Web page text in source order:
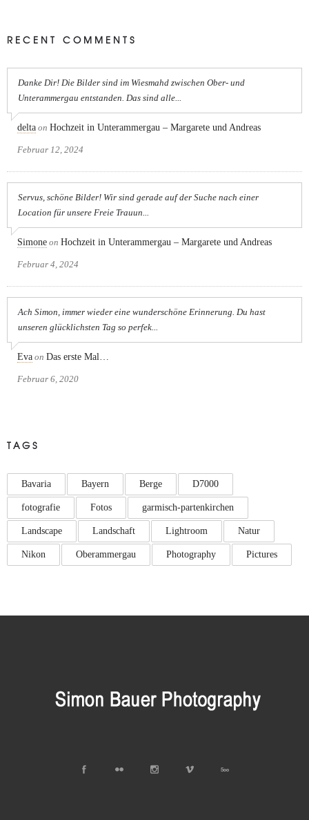
RECENT COMMENTS
Danke Dir! Die Bilder sind im Wiesmahd zwischen Ober- und
Unterammergau entstanden. Das sind alle...
delta on Hochzeit in Unterammergau – Margarete und Andreas
Februar 12, 2024
Servus, schöne Bilder! Wir sind gerade auf der Suche nach einer
Location für unsere Freie Trauun...
Simone on Hochzeit in Unterammergau – Margarete und Andreas
Februar 4, 2024
Ach Simon, immer wieder eine wunderschöne Erinnerung. Du hast
unseren glücklichsten Tag so perfek...
Eva on Das erste Mal…
Februar 6, 2020
TAGS
Bavaria Bayern Berge D7000
fotografie Fotos garmisch-partenkirchen
Landscape Landschaft Lightroom Natur
Nikon Oberammergau Photography Pictures